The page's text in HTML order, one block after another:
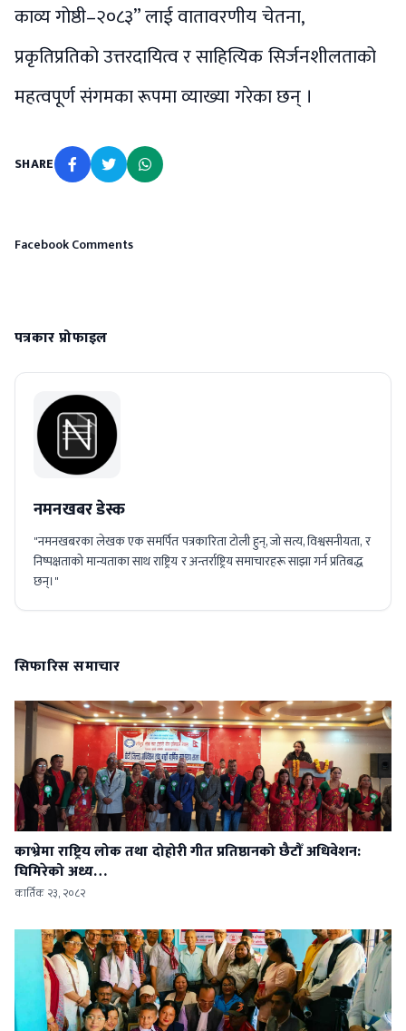
काव्य गोष्ठी–२०८३” लाई वातावरणीय चेतना,
प्रकृतिप्रतिको उत्तरदायित्व र साहित्यिक सिर्जनशीलताको
महत्वपूर्ण संगमका रूपमा व्याख्या गरेका छन् ।
SHARE
Facebook Comments
पत्रकार प्रोफाइल
नमनखबर डेस्क
"नमनखबरका लेखक एक समर्पित पत्रकारिता टोली हुन्, जो सत्य, विश्वसनीयता, र
निष्पक्षताको मान्यताका साथ राष्ट्रिय र अन्तर्राष्ट्रिय समाचारहरू साझा गर्न प्रतिबद्ध
छन्।"
सिफारिस समाचार
काभ्रेमा राष्ट्रिय लोक तथा दोहोरी गीत प्रतिष्ठानको छैटौँ अधिवेशन:
घिमिरेको अध्य…
कार्तिक २३, २०८२